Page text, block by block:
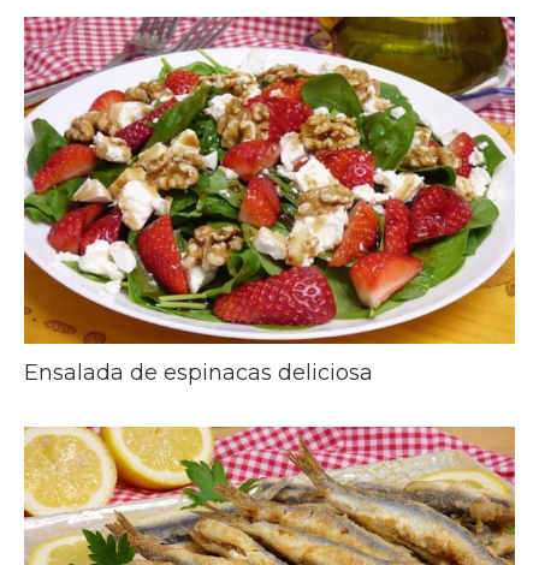
Ensalada de espinacas deliciosa